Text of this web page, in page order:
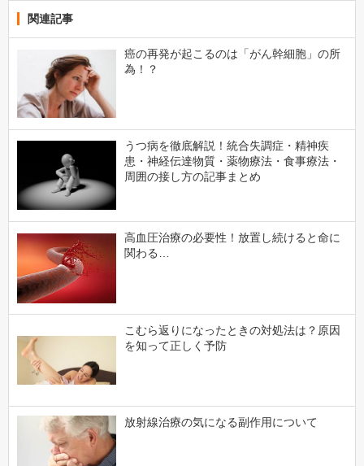
関連記事
癌の再発が起こるのは「がん幹細胞」の所
為！？
うつ病を徹底解説！統合失調症・精神疾
患・神経伝達物質・薬物療法・食事療法・
周囲の接し方の記事まとめ
高血圧治療の必要性！放置し続けると命に
関わる…
こむら返りになったときの対処法は？原因
を知って正しく予防
放射線治療の気になる副作用について